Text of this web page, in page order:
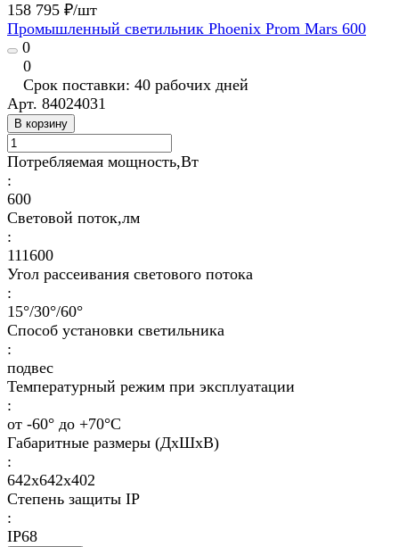
158 795 ₽/шт
Промышленный светильник Phoenix Prom Mars 600
0
0
Срок поставки: 40 рабочих дней
Арт. 84024031
В корзину
Потребляемая мощность,Вт
:
600
Световой поток,лм
:
111600
Угол рассеивания светового потока
:
15°/30°/60°
Способ установки светильника
:
подвес
Температурный режим при эксплуатации
:
от -60° до +70°C
Габаритные размеры (ДхШхВ)
:
642x642x402
Степень защиты IP
:
IP68